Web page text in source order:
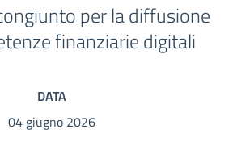
per la diffusione
finanziarie digitali
DATA
04 giugno 2026